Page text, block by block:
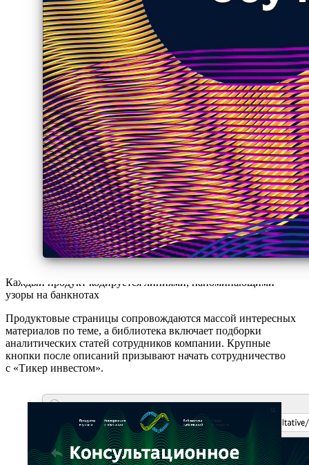
Каждый продукт кодируется линиями, напоминающими
узоры на банкнотах
Продуктовые страницы сопровождаются массой интересных
материалов по теме, а библиотека включает подборки
аналитических статей сотрудников компании. Крупные
кнопки после описаний призывают начать сотрудничество
с «Тикер инвестом».